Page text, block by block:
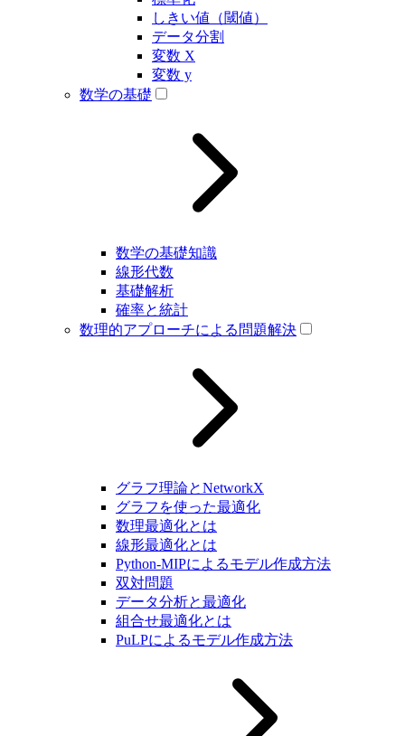
しきい値（閾値）
データ分割
変数 X
変数 y
数学の基礎
数学の基礎知識
線形代数
基礎解析
確率と統計
数理的アプローチによる問題解決
グラフ理論とNetworkX
グラフを使った最適化
数理最適化とは
線形最適化とは
Python-MIPによるモデル作成方法
双対問題
データ分析と最適化
組合せ最適化とは
PuLPによるモデル作成方法